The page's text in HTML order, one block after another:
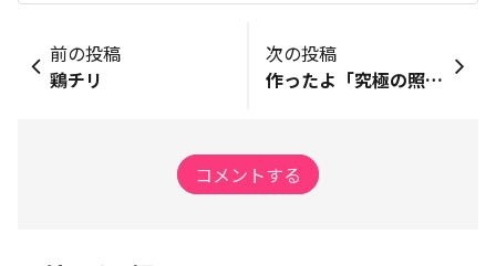
前の投稿
鶏チリ
次の投稿
作ったよ「究極の照り焼きチキン丼」桜姫🌸鶏もも肉
コメントする